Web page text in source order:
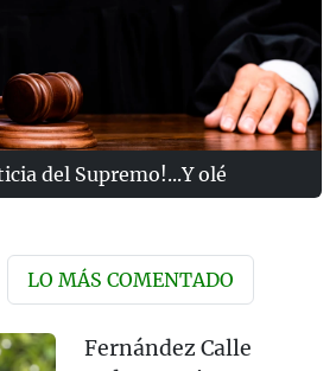
del Supremo!...Y olé
LO MÁS COMENTADO
Fernández Calle